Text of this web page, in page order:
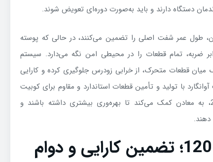
دستگاه دارند و باید به‌صورت دوره‌ای تعویض شوند.
طول عمر شفت اصلی را تضمین می‌کنند، در حالی که پوسته
ضربه، تمام قطعات را در محیطی امن نگه می‌دارد. سیستم
قطعات متحرک، از خرابی زودرس جلوگیری کرده و کارایی
با تولید و تأمین قطعات استاندارد و مقاوم برای کوبیت
کوبیت 180 و کوبیت 240، به معادن کمک می‌کند تا بهره‌وری بیشتری داشته باشند و
.
قطعات کوبیت 120؛ تضمین کارایی و دوام